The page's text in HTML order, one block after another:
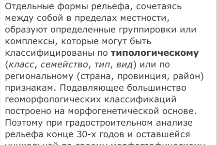
Отдельные формы рельефа, сочетаясь
между собой в пределах местности,
образуют определенные группировки или
комплексы, которые могут быть
классифицированы по типологическому
(класс, семейство, тип, вид) или по
региональному (страна, провинция, район)
признакам. Подавляющее большинство
геоморфологических классификаций
построено на морфогенетической основе.
Поэтому при градостроительном анализе
рельефа конце 30-х годов и оставшейся